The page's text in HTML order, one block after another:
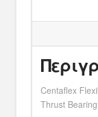
Centaflex
Thrust